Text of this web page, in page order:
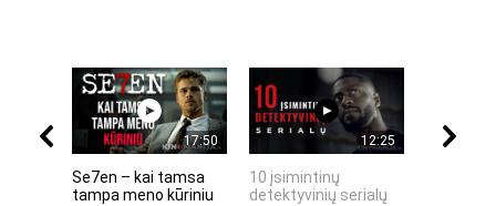
17:50
Se7en – kai tamsa
tampa meno kūriniu
12:25
10 įsimintinų
detektyvinių serialų